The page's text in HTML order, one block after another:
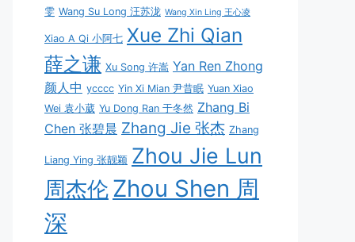
雯 Wang Su Long 汪苏泷 Wang Xin Ling 王心凌
Xiao A Qi 小阿七 Xue Zhi Qian
薛之谦 Xu Song 许嵩 Yan Ren Zhong
颜人中 ycccc Yin Xi Mian 尹昔眠 Yuan Xiao
Wei 袁小葳 Yu Dong Ran 于冬然 Zhang Bi
Chen 张碧晨 Zhang Jie 张杰 Zhang
Liang Ying 张靓颖 Zhou Jie Lun
周杰伦Zhou Shen 周
深